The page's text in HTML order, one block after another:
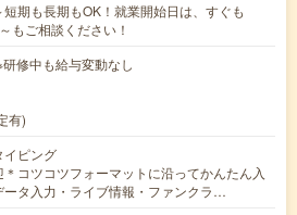
短期も長期もOK！就業開始日は、すぐも
もご相談ください！
修中も給与変動なし
有)
イピング
コツコツフォーマットに沿ってかんたん入
ータ入力・ライブ情報・ファンクラ…